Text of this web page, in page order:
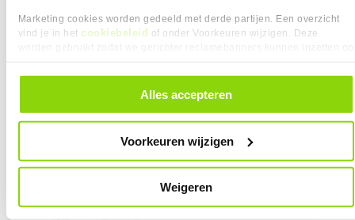
Marketing cookies worden gedeeld met derde partijen. Een overzicht
vind je in het cookiebeleid of onder Voorkeuren wijzigen. Deze
alle cookies. Je kunt je gegeven toestemming altijd intrekken, dit doe je
door in de footer van onze website te klikken op ‘Cookievoorkeuren’
Alles accepteren
Voorkeuren wijzigen
Weigeren
Aantal homeplugs
2
Aantal LAN poorten
1
Meer productinformatie
TP-Link Powerline Kit TL-PA7017
2 45,